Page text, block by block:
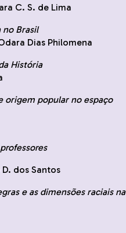
C. S. de Lima
no Brasil
Dias Philomena
História
origem popular no espaço
dos Santos
e as dimensões raciais na